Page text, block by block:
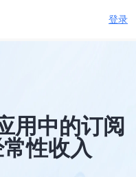
登录
用中的订阅
性收入